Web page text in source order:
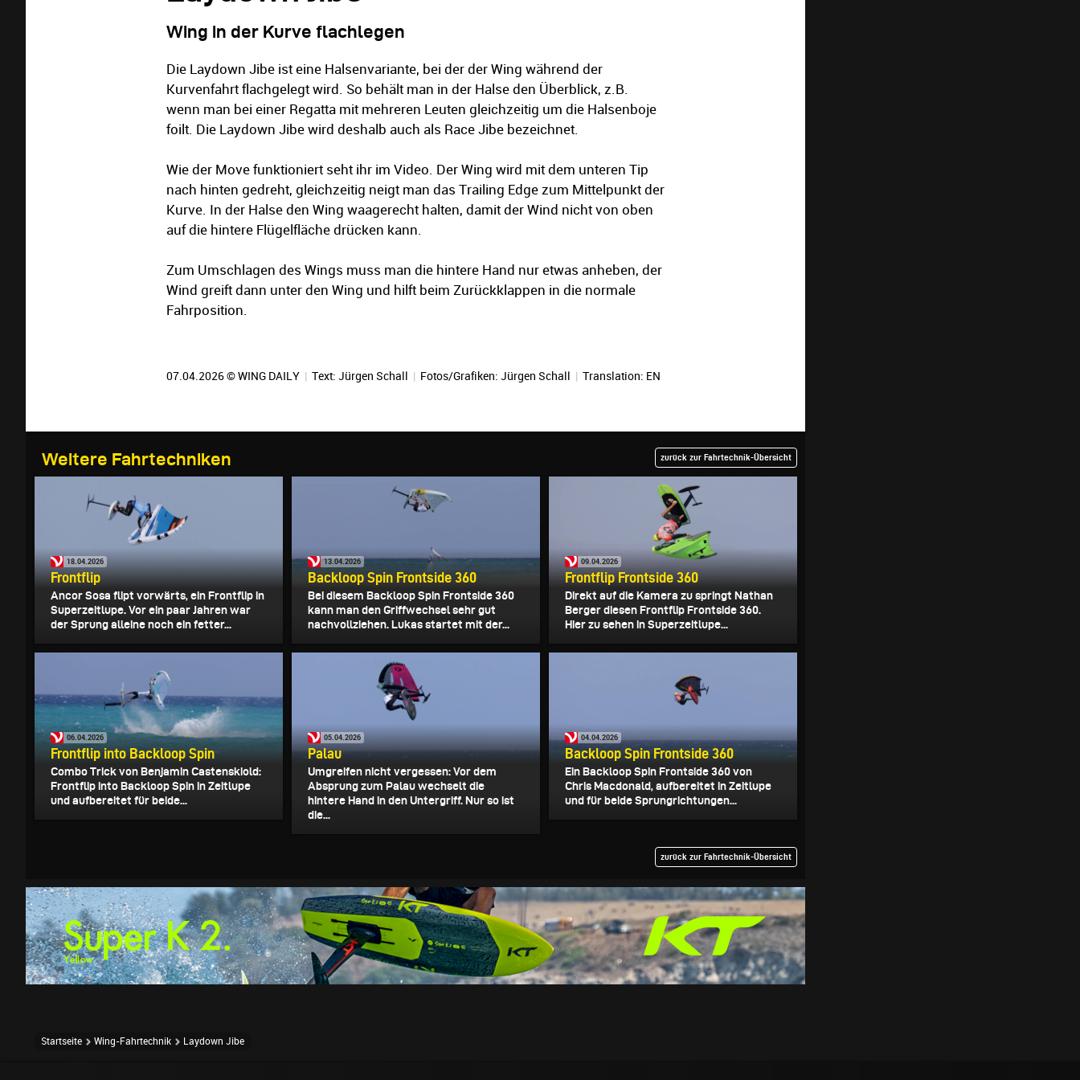
Wing in der Kurve flachlegen
Die Laydown Jibe ist eine Halsenvariante, bei der der Wing während der
Kurvenfahrt flachgelegt wird. So behält man in der Halse den Überblick, z.B.
wenn man bei einer Regatta mit mehreren Leuten gleichzeitig um die Halsenboje
foilt. Die Laydown Jibe wird deshalb auch als Race Jibe bezeichnet.
Wie der Move funktioniert seht ihr im Video. Der Wing wird mit dem unteren Tip
nach hinten gedreht, gleichzeitig neigt man das Trailing Edge zum Mittelpunkt der
Kurve. In der Halse den Wing waagerecht halten, damit der Wind nicht von oben
auf die hintere Flügelfläche drücken kann.
Zum Umschlagen des Wings muss man die hintere Hand nur etwas anheben, der
Wind greift dann unter den Wing und hilft beim Zurückklappen in die normale
Fahrposition.
07.04.2026 © WING DAILY | Text: Jürgen Schall | Fotos/Grafiken: Jürgen Schall | Translation: EN
Weitere Fahrtechniken zurück zur Fahrtechnik-Übersicht
18.04.2026
Frontflip
Ancor Sosa flipt vorwärts, ein Frontflip in
Superzeitlupe. Vor ein paar Jahren war
der Sprung alleine noch ein fetter...
13.04.2026
Backloop Spin Frontside 360
Bei diesem Backloop Spin Frontside 360
kann man den Griffwechsel sehr gut
nachvollziehen. Lukas startet mit der...
09.04.2026
Frontflip Frontside 360
Direkt auf die Kamera zu springt Nathan
Berger diesen Frontflip Frontside 360.
Hier zu sehen in Superzeitlupe...
06.04.2026
Frontflip into Backloop Spin
Combo Trick von Benjamin Castenskiold:
Frontflip into Backloop Spin in Zeitlupe
und aufbereitet für beide...
05.04.2026
Palau
Umgreifen nicht vergessen: Vor dem
Absprung zum Palau wechselt die
hintere Hand in den Untergriff. Nur so ist
die...
04.04.2026
Backloop Spin Frontside 360
Ein Backloop Spin Frontside 360 von
Chris Macdonald, aufbereitet in Zeitlupe
und für beide Sprungrichtungen...
zurück zur Fahrtechnik-Übersicht
Startseite Wing-Fahrtechnik Laydown Jibe